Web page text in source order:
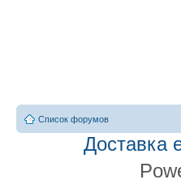
Список форумов
Доставка